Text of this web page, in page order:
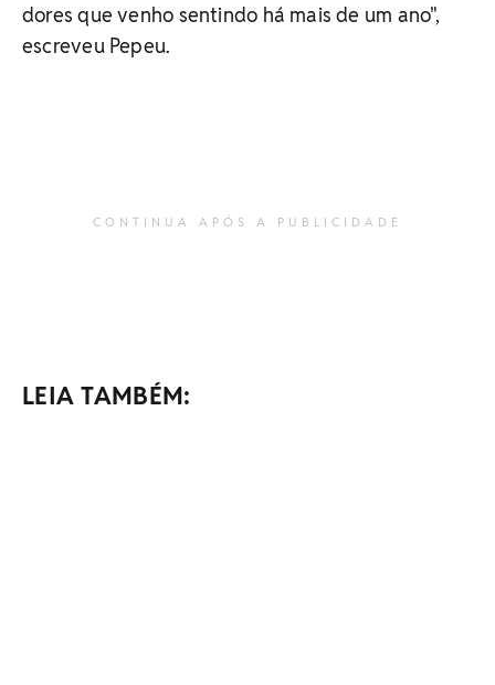
dores que venho sentindo há mais de um ano",
escreveu Pepeu.
CONTINUA APÓS A PUBLICIDADE
LEIA TAMBÉM: